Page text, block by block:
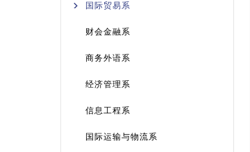
国际贸易系
财会金融系
商务外语系
经济管理系
信息工程系
国际运输与物流系